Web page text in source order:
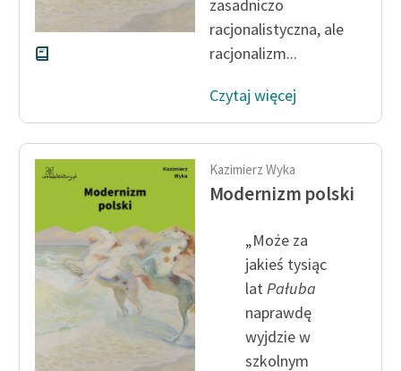
Logotypy
Regulamin biblioteki
Dane fundacji i
sprawozdania finansowe
Regulamin darowizn
Informacja o treściach
wrażliwych
Deklaracja dostępności
zasadniczo
racjonalistyczna, ale
racjonalizm...
Czytaj więcej
Kazimierz Wyka
Modernizm polski
„Może za
jakieś tysiąc
latPałuba
naprawdę
wyjdzie w
szkolnym